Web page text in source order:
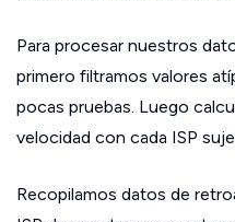
Para procesar nuestros
primero filtramos valores
pocas pruebas. Luego
velocidad con cada ISP
Recopilamos datos de